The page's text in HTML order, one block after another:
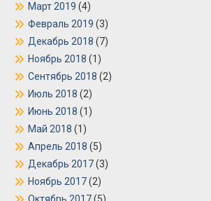
Март 2019 (4)
Февраль 2019 (3)
Декабрь 2018 (7)
Ноябрь 2018 (1)
Сентябрь 2018 (2)
Июль 2018 (2)
Июнь 2018 (1)
Май 2018 (1)
Апрель 2018 (5)
Декабрь 2017(3)
Ноябрь 2017(2)